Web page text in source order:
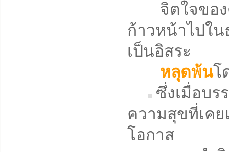
จิตใจของ
ก้าวหน้าไปใน
เป็นอิสระ
หลุดพ้นโ
ซึ่งเมื่อบร
ความสุขที่เค
โอกาส